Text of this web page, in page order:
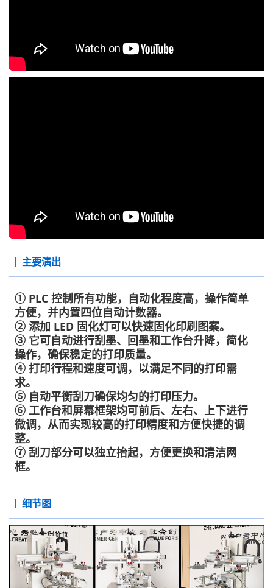
主要演出
① PLC 控制所有功能，自动化程度高，操作简单
方便，并内置四位自动计数器。
② 添加 LED 固化灯可以快速固化印刷图案。
③ 它可自动进行刮墨、回墨和工作台升降，简化
操作，确保稳定的打印质量。
④ 打印行程和速度可调，以满足不同的打印需
求。
⑤ 自动平衡刮刀确保均匀的打印压力。
⑥ 工作台和屏幕框架均可前后、左右、上下进行
微调，从而实现较高的打印精度和方便快捷的调
整。
⑦ 刮刀部分可以独立抬起，方便更换和清洁网
框。
细节图